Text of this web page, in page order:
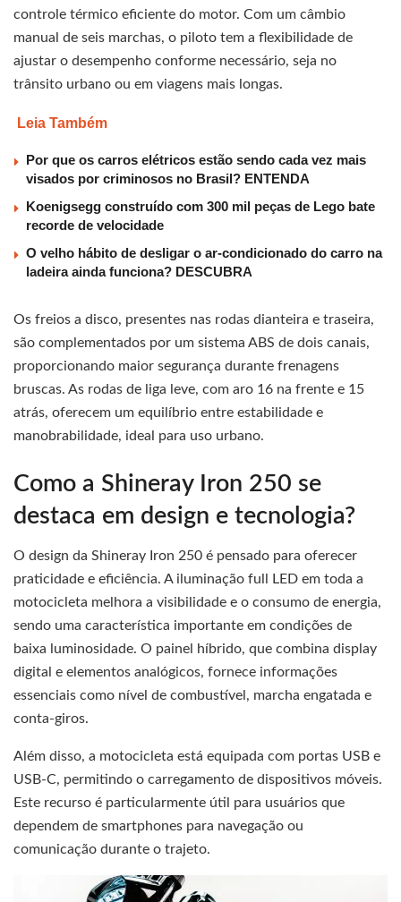
controle térmico eficiente do motor. Com um câmbio
manual de seis marchas, o piloto tem a flexibilidade de
ajustar o desempenho conforme necessário, seja no
trânsito urbano ou em viagens mais longas.
Leia Também
Por que os carros elétricos estão sendo cada vez mais
visados por criminosos no Brasil? ENTENDA
Koenigsegg construído com 300 mil peças de Lego bate
recorde de velocidade
O velho hábito de desligar o ar-condicionado do carro na
ladeira ainda funciona? DESCUBRA
Os freios a disco, presentes nas rodas dianteira e traseira,
são complementados por um sistema ABS de dois canais,
proporcionando maior segurança durante frenagens
bruscas. As rodas de liga leve, com aro 16 na frente e 15
atrás, oferecem um equilíbrio entre estabilidade e
manobrabilidade, ideal para uso urbano.
Como a Shineray Iron 250 se
destaca em design e tecnologia?
O design da Shineray Iron 250 é pensado para oferecer
praticidade e eficiência. A iluminação full LED em toda a
motocicleta melhora a visibilidade e o consumo de energia,
sendo uma característica importante em condições de
baixa luminosidade. O painel híbrido, que combina display
digital e elementos analógicos, fornece informações
essenciais como nível de combustível, marcha engatada e
conta-giros.
Além disso, a motocicleta está equipada com portas USB e
USB-C, permitindo o carregamento de dispositivos móveis.
Este recurso é particularmente útil para usuários que
dependem de smartphones para navegação ou
comunicação durante o trajeto.